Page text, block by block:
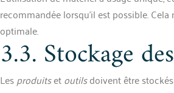
recommandée lorsqu’il est possible.
optimale.
3.3. Stockage
Lesproduitsetoutilsdoivent être